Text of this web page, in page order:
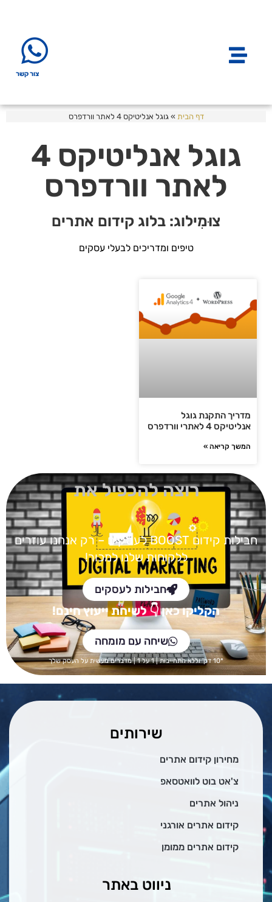
צור קשר
דף הבית » גוגל אנליטיקס 4 לאתר וורדפרס
גוגל אנליטיקס 4
לאתר וורדפרס
צוּמִילוג: בלוג קידום אתרים
טיפים ומדריכים לבעלי עסקים
מדריך התקנת גוגל
אנליטיקס 4 לאתרי וורדפרס
המשך קריאה »
רוצה להכפיל את
חבילות קידום BOOST
לעסקים – רק אנחנו עוזרים
ללקוחות שלנו למכור!
חבילות לעסקים
הקליקו כאן👇 לשיחת ייעוץ חינם!
שיחה עם מומחה
*10 דק' וללא התחייבות | 1 על 1 | מדברים מעשית על העסק שלך
שירותים
מחירון קידום אתרים
צ'אט בוט לוואטסאפ
ניהול אתרים
קידום אתרים אורגני
קידום אתרים ממומן
ניווט באתר